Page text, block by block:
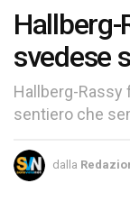
Hallberg-
svedese
Hallberg-Rassy
sentiero che
dalla